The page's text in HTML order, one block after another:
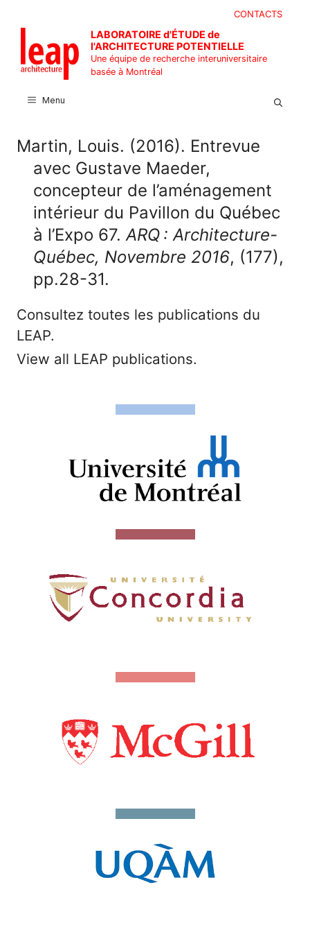
contenu
CONTACTS
LABORATOIRE d'ÉTUDE de
l'ARCHITECTURE POTENTIELLE
Une équipe de recherche interuniversitaire
basée à Montréal
Menu
Martin, Louis. (2016). Entrevue
avec Gustave Maeder,
concepteur de l’aménagement
intérieur du Pavillon du Québec
à l’Expo 67. ARQ : Architecture-
Québec, Novembre 2016, (177),
pp.28-31.
Consultez toutes les publications du
LEAP.
View all LEAP publications.